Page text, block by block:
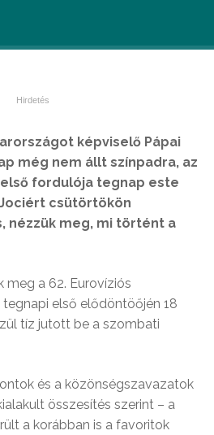
képviselő Pápai
még nem állt színpadra, az
fordulója tegnap este
csütörtökön
nézzük meg, mi történt a
meg a 62. Eurovíziós
első elődöntöőjén 18
tíz jutott be a szombati
és a közönségszavazatok
összesítés szerint – a
a korábban is a favoritok